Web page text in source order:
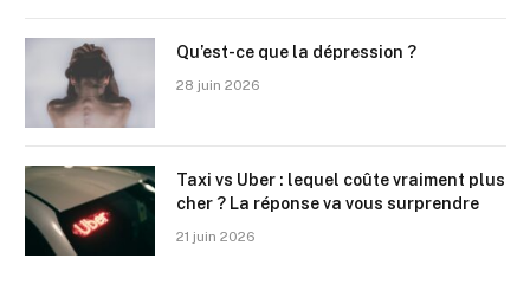
Qu’est-ce que la dépression ?
28 juin 2026
Taxi vs Uber : lequel coûte vraiment plus
cher ? La réponse va vous surprendre
21 juin 2026